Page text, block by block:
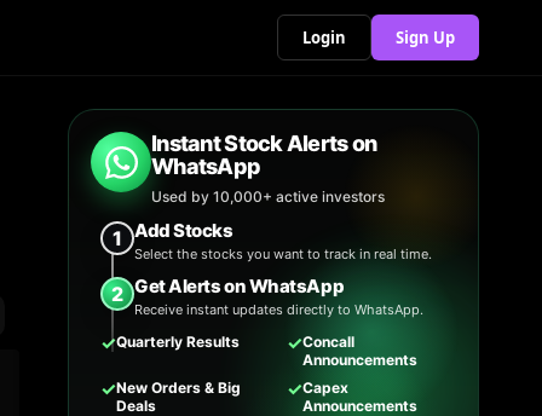
Login Sign Up
Instant Stock Alerts on
WhatsApp
Used by 10,000+ active investors
1 Add Stocks
Select the stocks you want to track in real time.
2 Get Alerts on WhatsApp
Receive instant updates directly to WhatsApp.
✓Quarterly Results ✓Concall
Announcements
✓New Orders & Big
Deals
✓Capex
Announcements